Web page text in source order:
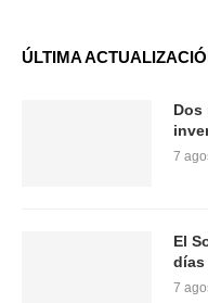
ÚLTIMA
Dos
7
El
días
7